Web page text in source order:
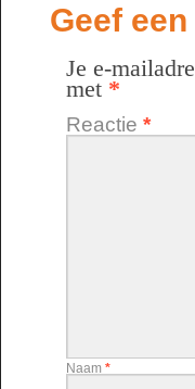
Geef
Je e-
met *
Reactie *
Naam *